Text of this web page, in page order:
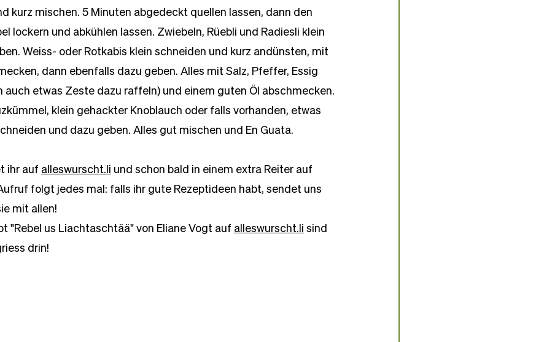
kurz mischen. 5 Minuten abgedeckt quellen lassen, dann den
lockern und abkühlen lassen. Zwiebeln, Rüebli und Radiesli klein
Weiss- oder Rotkabis klein schneiden und kurz andünsten, mit
dann ebenfalls dazu geben. Alles mit Salz, Pfeffer, Essig
etwas Zeste dazu raffeln) und einem guten Öl abschmecken.
klein gehackter Knoblauch oder falls vorhanden, etwas
und dazu geben. Alles gut mischen und En Guata.
ihr auf alleswurscht.li und schon bald in einem extra Reiter auf
folgt jedes mal: falls ihr gute Rezeptideen habt, sendet uns
mit allen!
"Rebel us Liachtaschtää" von Eliane Vogt auf alleswurscht.li sind
drin!